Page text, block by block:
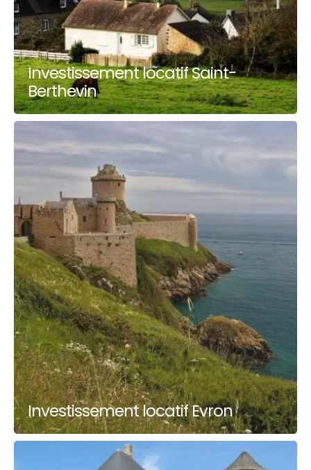
Investissement locatif Saint-
Berthevin
Investissement locatif Evron